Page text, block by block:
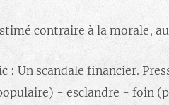
contraire à la morale,
Un scandale financier.
- esclandre - foin